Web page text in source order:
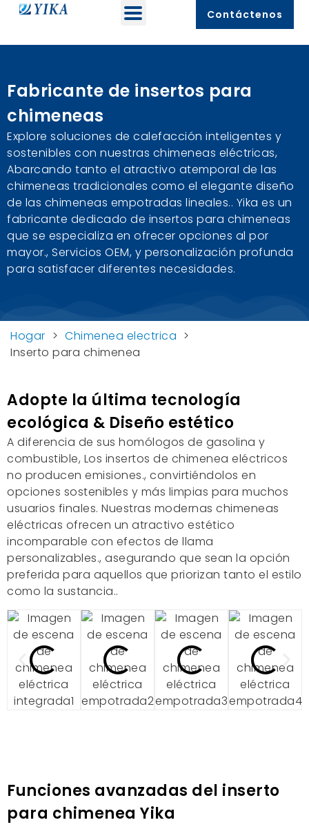
Contáctenos
Fabricante de insertos para
chimeneas
Explore soluciones de calefacción inteligentes y
sostenibles con nuestras chimeneas eléctricas,
Abarcando tanto el atractivo atemporal de las
chimeneas tradicionales como el elegante diseño
de las chimeneas empotradas lineales.. Yika es un
fabricante dedicado de insertos para chimeneas
que se especializa en ofrecer opciones al por
mayor., Servicios OEM, y personalización profunda
para satisfacer diferentes necesidades.
Hogar > Chimenea electrica >
Inserto para chimenea
Adopte la última tecnología
ecológica & Diseño estético
A diferencia de sus homólogos de gasolina y
combustible, Los insertos de chimenea eléctricos
no producen emisiones., convirtiéndolos en
opciones sostenibles y más limpias para muchos
usuarios finales. Nuestras modernas chimeneas
eléctricas ofrecen un atractivo estético
incomparable con efectos de llama
personalizables., asegurando que sean la opción
preferida para aquellos que priorizan tanto el estilo
como la sustancia..
Funciones avanzadas del inserto
para chimenea Yika